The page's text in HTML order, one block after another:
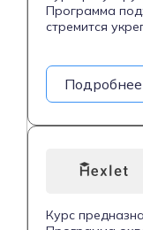
Программа
стремится
анализа
отделами
Подробнее
Курс